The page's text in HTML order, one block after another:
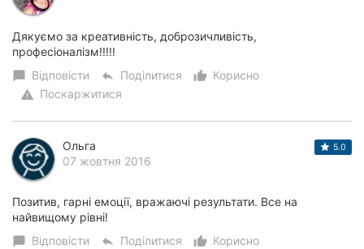
Дякуємо за креативність, доброзичливість,
професіоналізм!!!!!
chat_bubble Відповісти reply Поділитися thumb_up_alt
Корисно
warning Поскаржитися
Ольга
07 жовтня 2016
5.0
Позитив, гарні емоції, вражаючі результати. Все на
найвищому рівні!
chat_bubble Відповісти reply Поділитися thumb_up_alt
Корисно